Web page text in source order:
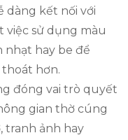
dàng kết nối với
việc sử dụng màu
nhạt hay be để
hơn.
đóng vai trò quyết
gian thờ cúng
tranh ảnh hay